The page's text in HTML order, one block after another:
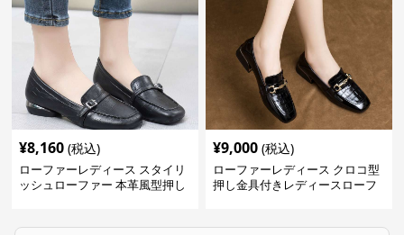
¥8,160 (税込)
ローファーレディース スタイリ
ッシュローファー 本革風型押し
¥9,000 (税込)
ローファーレディース クロコ型
押し金具付きレディースローフ